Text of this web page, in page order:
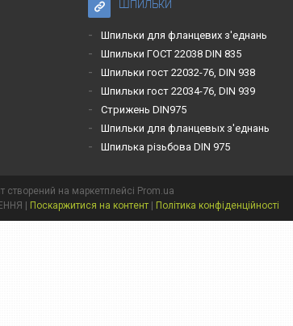
ШПИЛЬКИ
Шпильки для фланцевих з'еднань
Шпильки ГОСТ 22038 DIN 835
Шпильки гост 22032-76, DIN 938
Шпильки гост 22034-76, DIN 939
Стрижень DIN975
Шпильки для фланцевых з'еднань
Шпилька різьбова DIN 975
створений на маркетплейсі Prom.ua
Поскаржитися на контент Політика конфіденційності